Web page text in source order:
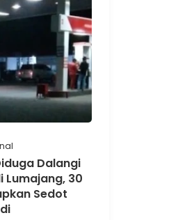
Dalangi
Lumajang, 30
Sedot